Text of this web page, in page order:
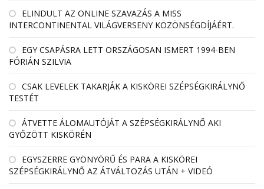
ELINDULT AZ ONLINE SZAVAZÁS A MISS
INTERCONTINENTAL VILÁGVERSENY KÖZÖNSÉGDÍJÁÉRT.
EGY CSAPÁSRA LETT ORSZÁGOSAN ISMERT 1994-BEN
FÓRIÁN SZILVIA
CSAK LEVELEK TAKARJÁK A KISKÖREI SZÉPSÉGKIRÁLYNŐ
TESTÉT
ÁTVETTE ÁLOMAUTÓJÁT A SZÉPSÉGKIRÁLYNŐ AKI
GYŐZÖTT KISKÖRÉN
EGYSZERRE GYÖNYÖRŰ ÉS PARA A KISKÖREI
SZÉPSÉGKIRÁLYNŐ AZ ÁTVÁLTOZÁS UTÁN + VIDEÓ